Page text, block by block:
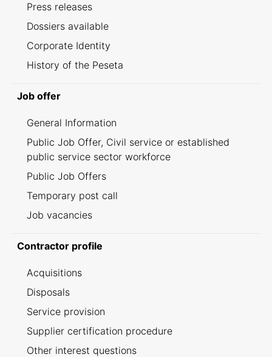
Press releases
Dossiers available
Corporate Identity
History of the Peseta
Job offer
General Information
Public Job Offer, Civil service or established
public service sector workforce
Public Job Offers
Temporary post call
Job vacancies
Contractor profile
Acquisitions
Disposals
Service provision
Supplier certification procedure
Other interest questions